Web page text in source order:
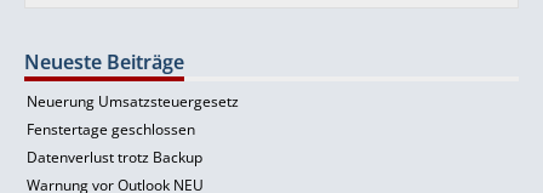
Neueste Beiträge
Neuerung Umsatzsteuergesetz
Fenstertage geschlossen
Datenverlust trotz Backup
Warnung vor Outlook NEU